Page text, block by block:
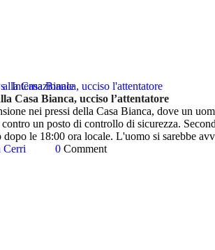
Internazionale
Casa Bianca, ucciso l’attentatore
nei pressi della Casa Bianca, dove un
un posto di controllo di sicurezza.
dopo le 18:00 ora locale. L'uomo si sarebbe
Cerri 0 Comment